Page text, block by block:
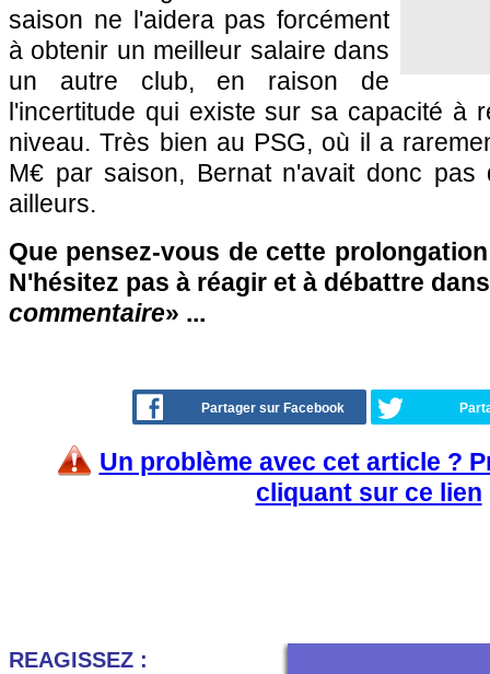
saison ne l'aidera pas forcément
à obtenir un meilleur salaire dans
un autre club, en raison de
l'incertitude qui existe sur sa capacité à
niveau. Très bien au PSG, où il a
M€ par saison, Bernat n'avait donc pas
ailleurs.
Que pensez-vous de cette
N'hésitez pas à réagir et à débattre
commentaire» ...
Partager sur Facebook
Un problème avec cet article ?
cliquant sur ce lien
REAGISSEZ :